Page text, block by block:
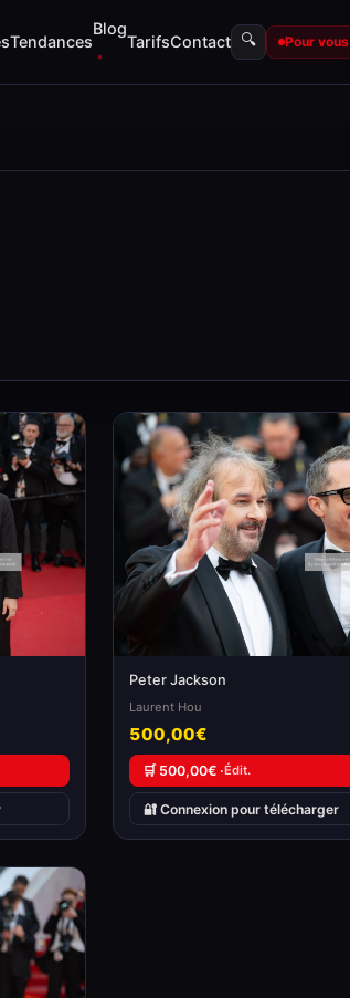
Tendances
Blog
TarifsContact 🔍 Pour vous
Peter Jackson
Laurent Hou
500,00€
🛒 500,00€ ·Édit.
🔐 Connexion pour télécharger